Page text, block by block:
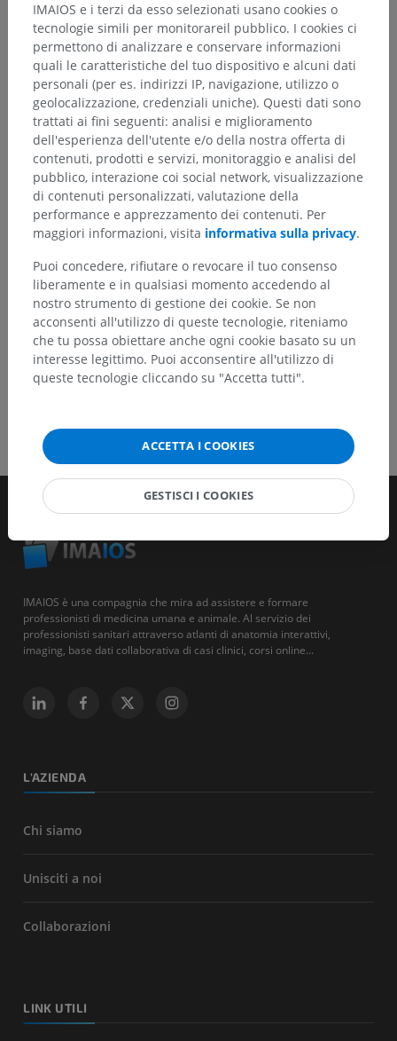
Traduzioni
Hai notato un errore?
Non esitare a suggerire una correzione, traduzione o
un miglioramento dei contenuti.
Segnala un problema
SCARICA L'APP
IMAIOS è una compagnia che mira ad assistere e formare
professionisti di medicina umana e animale. Al servizio dei
professionisti sanitari attraverso atlanti di anatomia interattivi,
imaging, base dati collaborativa di casi clinici, corsi online...
L'AZIENDA
Chi siamo
Unisciti a noi
Collaborazioni
LINK UTILI
IMAIOS e i terzi da esso selezionati usano cookies o
tecnologie simili per monitorareil pubblico. I cookies ci
permettono di analizzare e conservare informazioni
quali le caratteristiche del tuo dispositivo e alcuni dati
personali (per es. indirizzi IP, navigazione, utilizzo o
geolocalizzazione, credenziali uniche). Questi dati sono
trattati ai fini seguenti: analisi e miglioramento
dell'esperienza dell'utente e/o della nostra offerta di
contenuti, prodotti e servizi, monitoraggio e analisi del
pubblico, interazione coi social network, visualizzazione
di contenuti personalizzati, valutazione della
performance e apprezzamento dei contenuti. Per
maggiori informazioni, visita informativa sulla privacy.
Puoi concedere, rifiutare o revocare il tuo consenso
liberamente e in qualsiasi momento accedendo al
nostro strumento di gestione dei cookie. Se non
acconsenti all'utilizzo di queste tecnologie, riteniamo
che tu possa obiettare anche ogni cookie basato su un
interesse legittimo. Puoi acconsentire all'utilizzo di
queste tecnologie cliccando su "Accetta tutti".
ACCETTA I COOKIES
GESTISCI I COOKIES